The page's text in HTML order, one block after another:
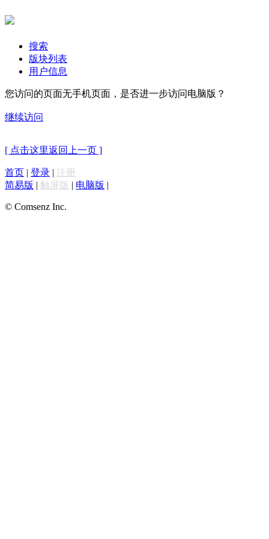
搜索
版块列表
用户信息
您访问的页面无手机页面，是否进一步访问电脑版？
继续访问
[ 点击这里返回上一页 ]
首页 | 登录 | 注册
简易版 | 触屏版 | 电脑版 |
© Comsenz Inc.